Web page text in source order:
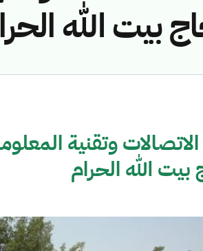
بيت الله
وتقنية
الله الحرام